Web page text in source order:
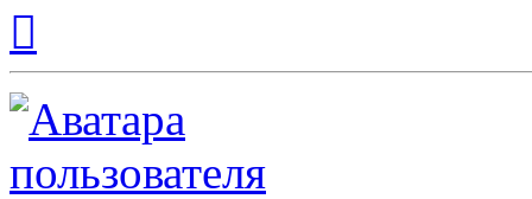
началу